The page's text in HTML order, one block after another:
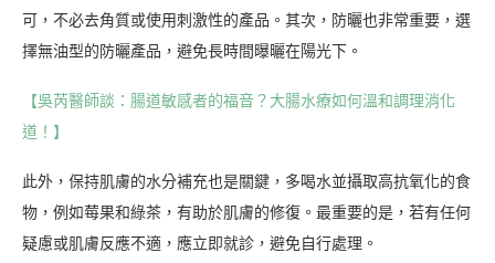
可，不必去角質或使用刺激性的產品。其次，防曬也非常重要，選
擇無油型的防曬產品，避免長時間曝曬在陽光下。
【吳芮醫師談：腸道敏感者的福音？大腸水療如何溫和調理消化
道！】
此外，保持肌膚的水分補充也是關鍵，多喝水並攝取高抗氧化的食
物，例如莓果和綠茶，有助於肌膚的修復。最重要的是，若有任何
疑慮或肌膚反應不適，應立即就診，避免自行處理。